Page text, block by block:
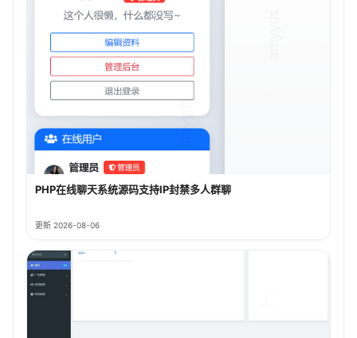
PHP在线聊天系统源码支持IP封禁多人群聊
更新 2026-08-06